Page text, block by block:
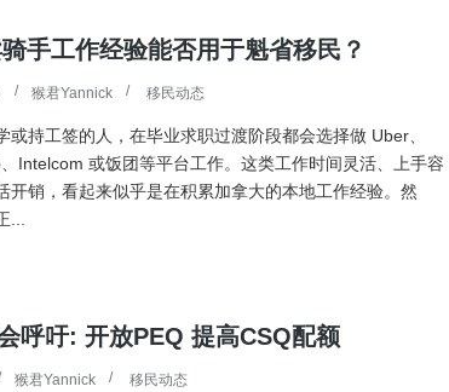
手工作经验能否用于魁省移民？
猴君Yannick 移民动态
或持工签的人，在毕业求职过渡阶段都会选择做 Uber、
Intelcom 或饭团等平台工作。这类工作时间灵活、上手容
开销，看起来似乎是在积累加拿大的本地工作经验。然
呼吁: 开放PEQ 提高CSQ配额
猴君Yannick 移民动态